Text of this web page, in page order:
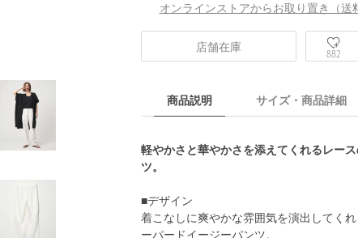
オンラインストアからお取り置き（送
店舗在庫
882
商品説明 サイズ・商品詳細
軽やかさと華やかさを添えてくれるレー
ツ。
■デザイン
着こなしに爽やかな雰囲気を演出してく